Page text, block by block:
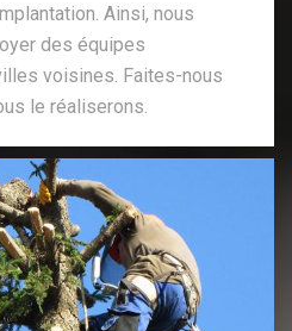
Ainsi, nous
des équipes
voisines. Faites-nous
le réaliserons.